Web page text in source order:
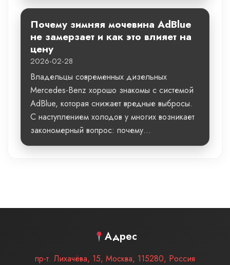
Почему зимняя мочевина AdBlue
не замерзает и как это влияет на
цену
2026-02-28
Владельцы современных дизельных
Mercedes-Benz хорошо знакомы с системой
AdBlue, которая снижает вредные выбросы.
С наступлением холодов у многих возникает
закономерный вопрос: почему...
Адрес
пр-т. Лихачёва, 15, Москва, 115280, Россия